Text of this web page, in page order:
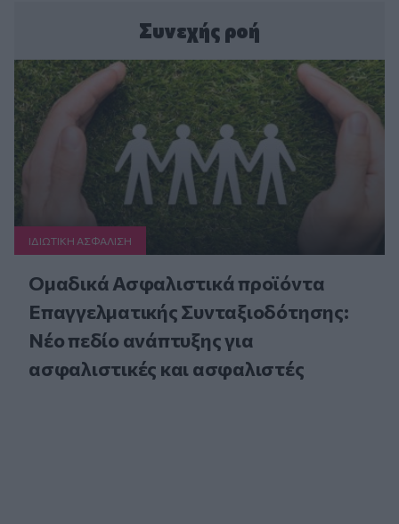
Συνεχής ροή
ΙΔΙΩΤΙΚΗ ΑΣΦAΛΙΣΗ
Ομαδικά Ασφαλιστικά προϊόντα
Επαγγελματικής Συνταξιοδότησης:
Νέο πεδίο ανάπτυξης για
ασφαλιστικές και ασφαλιστές